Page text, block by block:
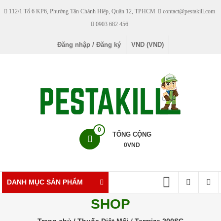
Skip112/1 Tổ 6 KP6, Phường Tân Chánh Hiệp, Quận 12, TPHCM
contact@pestakill.com
0903 682 456
Đăng nhập / Đăng ký VND (VND)
0
TỔNG CỘNG
0VND
DANH MỤC SẢN PHẨM
SHOP